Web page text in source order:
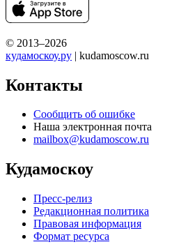
© 2013–2026
кудамоскоу.ру | kudamoscow.ru
Контакты
Сообщить об ошибке
Наша электронная почта
mailbox@kudamoscow.ru
Кудамоскоу
Пресс-релиз
Редакционная политика
Правовая информация
Формат ресурса